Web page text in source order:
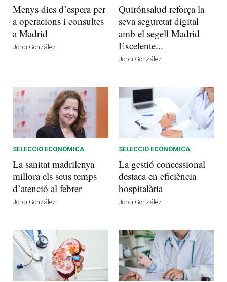
Menys dies d’espera per
a operacions i consultes
a Madrid
Jordi González
Quirónsalud reforça la
seva seguretat digital
amb el segell Madrid
Excelente...
Jordi González
SELECCIÓ ECONÒMICA
La sanitat madrilenya
millora els seus temps
d’atenció al febrer
Jordi González
SELECCIÓ ECONÒMICA
La gestió concessional
destaca en eficiència
hospitalària
Jordi González